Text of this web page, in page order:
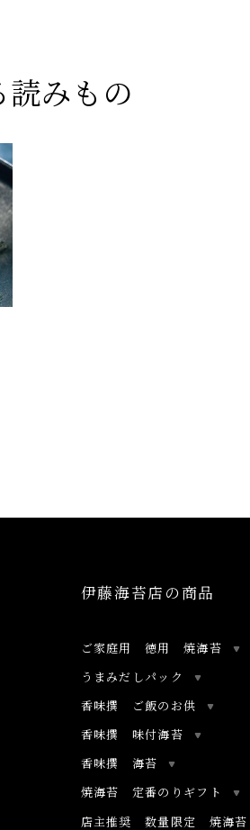
読みもの
伊藤海苔店の商品
ご家庭用 徳用 焼海苔
うまみだしパック
香味撰 ご飯のお供
香味撰 味付海苔
香味撰 海苔
焼海苔 定番のりギフト
店主推奨 数量限定 焼海苔